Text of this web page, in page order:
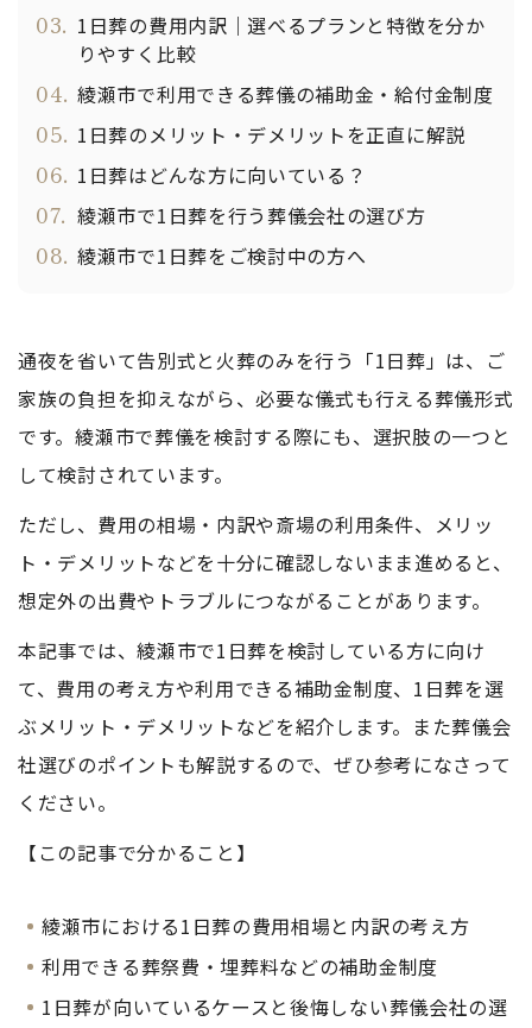
03. 1日葬の費用内訳｜選べるプランと特徴を分か
りやすく比較
04. 綾瀬市で利用できる葬儀の補助金・給付金制度
05. 1日葬のメリット・デメリットを正直に解説
06. 1日葬はどんな方に向いている？
07. 綾瀬市で1日葬を行う葬儀会社の選び方
08. 綾瀬市で1日葬をご検討中の方へ
通夜を省いて告別式と火葬のみを行う「1日葬」は、ご
家族の負担を抑えながら、必要な儀式も行える葬儀形式
です。綾瀬市で葬儀を検討する際にも、選択肢の一つと
して検討されています。
ただし、費用の相場・内訳や斎場の利用条件、メリッ
ト・デメリットなどを十分に確認しないまま進めると、
想定外の出費やトラブルにつながることがあります。
本記事では、綾瀬市で1日葬を検討している方に向け
て、費用の考え方や利用できる補助金制度、1日葬を選
ぶメリット・デメリットなどを紹介します。また葬儀会
社選びのポイントも解説するので、ぜひ参考になさって
ください。
【この記事で分かること】
綾瀬市における1日葬の費用相場と内訳の考え方
利用できる葬祭費・埋葬料などの補助金制度
1日葬が向いているケースと後悔しない葬儀会社の選